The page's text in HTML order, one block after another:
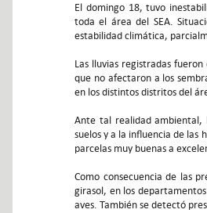
El domingo 18, tuvo
toda el área del SEA.
estabilidad climática,
Las lluvias registradas
que no afectaron a los
en los distintos distritos del
Ante tal realidad ambiental,
suelos y a la influencia de las
parcelas muy buenas a
Como consecuencia de las
girasol, en los
aves. También se detectó